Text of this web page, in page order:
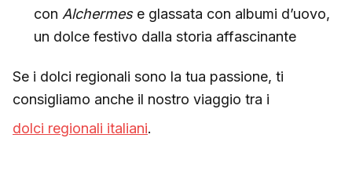
con Alchermese glassata con albumi d’uovo,
un dolce festivo dalla storia affascinante
Se i dolci regionali sono la tua passione, ti
consigliamo anche il nostro viaggio tra i
dolci regionali italiani.